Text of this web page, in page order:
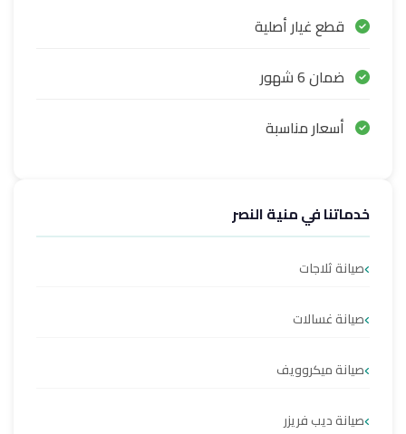
قطع غيار أصلية
ضمان 6 شهور
أسعار مناسبة
خدماتنا في منية النصر
صيانة ثلاجات
صيانة غسالات
صيانة ميكروويف
صيانة ديب فريزر